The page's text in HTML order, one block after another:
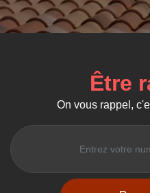
Être
On vous rappel,